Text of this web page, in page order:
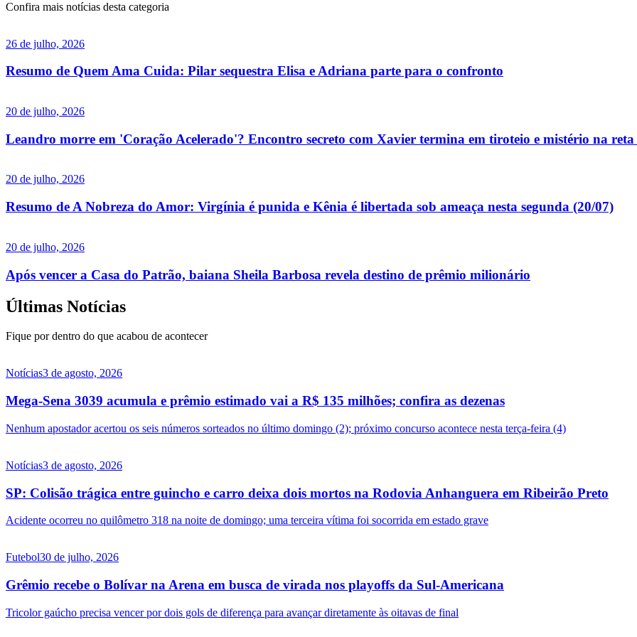
Confira mais notícias desta categoria
26 de julho, 2026
Resumo de Quem Ama Cuida: Pilar sequestra Elisa e Adriana parte para o confronto
20 de julho, 2026
Leandro morre em 'Coração Acelerado'? Encontro secreto com Xavier termina em tiroteio e mistério na
20 de julho, 2026
Resumo de A Nobreza do Amor: Virgínia é punida e Kênia é libertada sob ameaça nesta segunda (20/07)
20 de julho, 2026
Após vencer a Casa do Patrão, baiana Sheila Barbosa revela destino de prêmio milionário
Últimas Notícias
Fique por dentro do que acabou de acontecer
Notícias3 de agosto, 2026
Mega-Sena 3039 acumula e prêmio estimado vai a R$ 135 milhões; confira as dezenas
Nenhum apostador acertou os seis números sorteados no último domingo (2); próximo concurso acontece nesta terça-feira (4)
Notícias3 de agosto, 2026
SP: Colisão trágica entre guincho e carro deixa dois mortos na Rodovia Anhanguera em Ribeirão Preto
Acidente ocorreu no quilômetro 318 na noite de domingo; uma terceira vítima foi socorrida em estado grave
Futebol30 de julho, 2026
Grêmio recebe o Bolívar na Arena em busca de virada nos playoffs da Sul-Americana
Tricolor gaúcho precisa vencer por dois gols de diferença para avançar diretamente às oitavas de final